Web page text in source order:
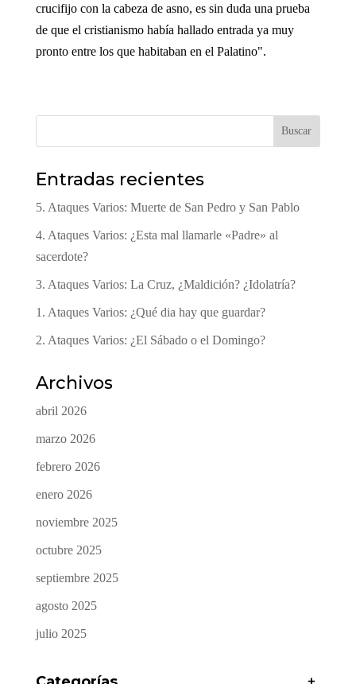
crucifijo con la cabeza de asno, es sin duda una prueba
de que el cristianismo había hallado entrada ya muy
pronto entre los que habitaban en el Palatino".
Buscar
Entradas recientes
5. Ataques Varios: Muerte de San Pedro y San Pablo
4. Ataques Varios: ¿Esta mal llamarle «Padre» al
sacerdote?
3. Ataques Varios: La Cruz, ¿Maldición? ¿Idolatría?
1. Ataques Varios: ¿Qué dia hay que guardar?
2. Ataques Varios: ¿El Sábado o el Domingo?
Archivos
abril 2026
marzo 2026
febrero 2026
enero 2026
noviembre 2025
octubre 2025
septiembre 2025
agosto 2025
julio 2025